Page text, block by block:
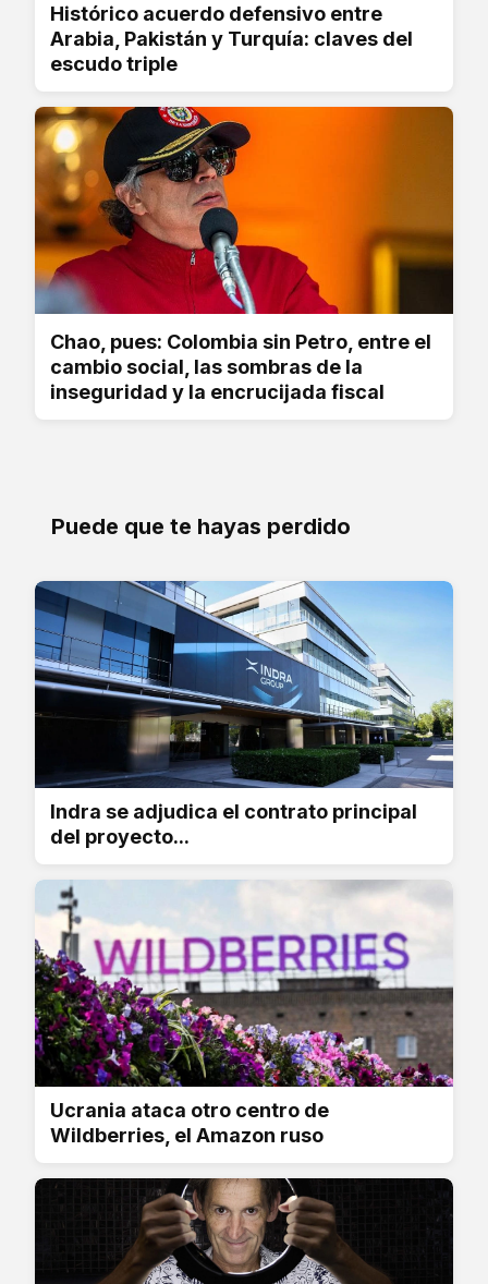
Histórico acuerdo defensivo entre
Arabia, Pakistán y Turquía: claves del
escudo triple
Chao, pues: Colombia sin Petro, entre el
cambio social, las sombras de la
inseguridad y la encrucijada fiscal
Puede que te hayas perdido
Indra se adjudica el contrato principal
del proyecto...
Ucrania ataca otro centro de
Wildberries, el Amazon ruso